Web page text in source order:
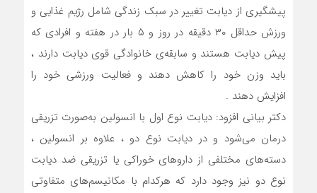
پیشگیری از دیابت تغییر در سبک زندگی شامل رژیم غذایی و
ورزش حداقل ۳۰ دقیقه در روز و ۵ بار در هفته و افرادی که
پیش دیابت هستند و سابقه‌ی خانوادگی قوی دیابت دارند ،
باید وزن خود را کاهش دهند و فعالیت ورزشی خود را
افزایش دهند .
دکتر بیانی افزود: دیابت نوع اول با انسولین به‌صورت تزریقی
درمان می‌شود و در دیابت نوع دو ، علاوه بر انسولین ،
دسته‌های مختلفی از داروهای خوراکی یا تزریقی ضد دیابت
نوع دو نیز وجود دارد که هرکدام با مکانیسم‌های متفاوتی